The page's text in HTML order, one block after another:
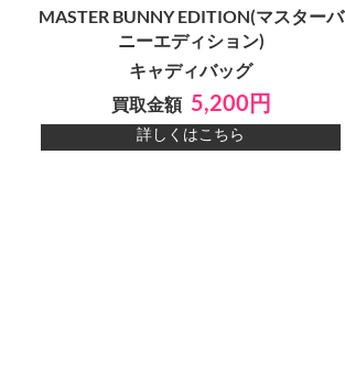
MASTER BUNNY EDITION(マスターバ
ニーエディション)
キャディバッグ
買取金額 5,200円
詳しくはこちら